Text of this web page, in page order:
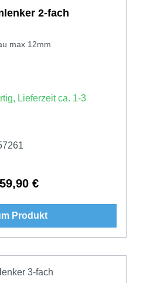
2-fach
max 12mm
Lieferzeit ca. 1-3
Regulärer Preis:
59,90 €
Produkt